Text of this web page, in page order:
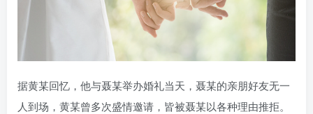
据黄某回忆，他与聂某举办婚礼当天，聂某的亲朋好友无一
人到场，黄某曾多次盛情邀请，皆被聂某以各种理由推拒。